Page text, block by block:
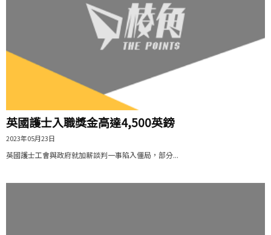
英國護士入職獎金高達4,500英鎊
2023年05月23日
英國護士工會與政府就加薪談判一事陷入僵局，部分...